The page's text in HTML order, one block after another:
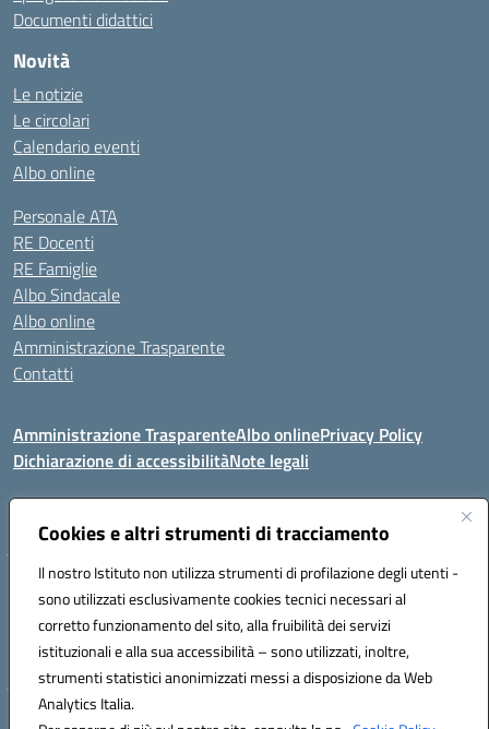
Cookies e altri strumenti di tracciamento
Il nostro Istituto non utilizza strumenti di profilazione degli utenti -
sono utilizzati esclusivamente cookies tecnici necessari al
corretto funzionamento del sito, alla fruibilità dei servizi
istituzionali e alla sua accessibilità – sono utilizzati, inoltre,
strumenti statistici anonimizzati messi a disposizione da Web
Analytics Italia.
Documenti didattici
Novità
Le notizie
Le circolari
Calendario eventi
Albo online
Personale ATA
RE Docenti
RE Famiglie
Albo Sindacale
Albo online
Amministrazione Trasparente
Contatti
Amministrazione TrasparenteAlbo onlinePrivacy Policy
Dichiarazione di accessibilitàNote legali
Codice fiscale: 81000450908 Codice meccanografico: SSIC80600X
Telefono: 079714035 Fax: 079716128
Mail: SSIC80600X@istruzione.it PEC: SSIC80600X@pec.istruzione.it
Hosting & Powered by 3D Solution S.r.l.